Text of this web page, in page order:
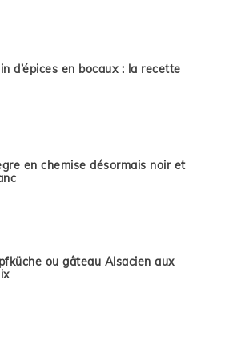
d’épices en bocaux : la recette
en chemise désormais noir et
ou gâteau Alsacien aux